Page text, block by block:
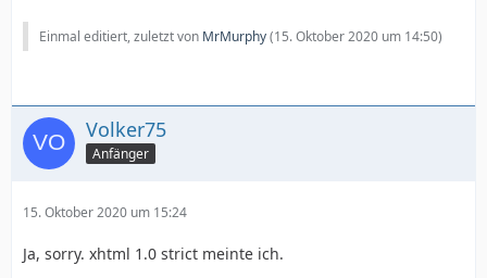
Einmal editiert, zuletzt von MrMurphy(15. Oktober 2020 um 14:50)
Volker75
Anfänger
15. Oktober 2020 um 15:24
Ja, sorry. xhtml 1.0 strict meinte ich.